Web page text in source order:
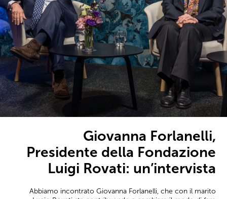
Giovanna Forlanelli,
Presidente della Fondazione
Luigi Rovati: un’intervista
Abbiamo incontrato Giovanna Forlanelli, che con il marito